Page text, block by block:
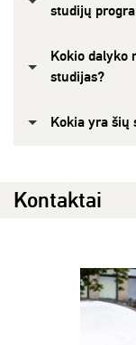
studijų
Kokio dalyko
studijas?
Kokia yra šių
Kontaktai